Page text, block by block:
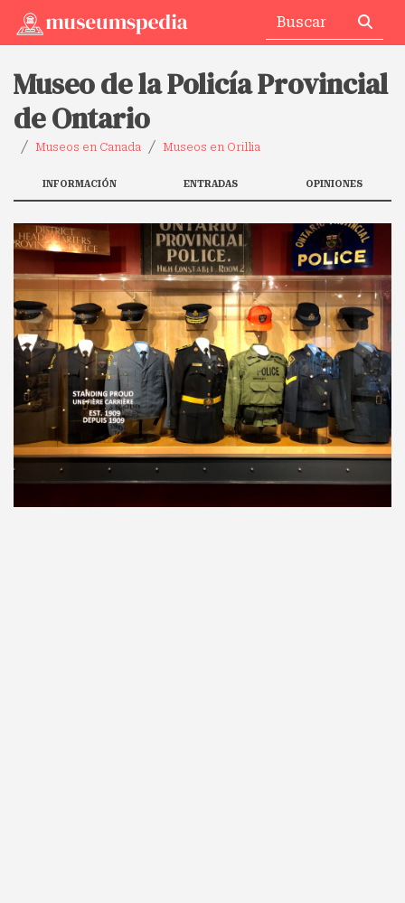
Museo de la Policía Provincial
de Ontario
Museos en Canada Museos en Orillia
INFORMACIÓN ENTRADAS OPINIONES